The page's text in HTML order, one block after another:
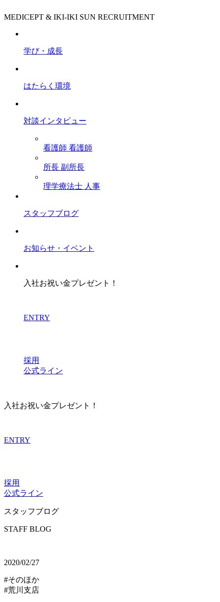
MEDICEPT & IKI-IKI SUN RECRUITMENT
学び・成長
はたらく環境
対談インタビュー
看護師 看護師
所長 副所長
理学療法士 人事
スタッフブログ
お知らせ・イベント
入社お祝い金プレゼント！
ENTRY
採用
公式ライン
入社お祝い金プレゼント！
ENTRY
採用
公式ライン
スタッフブログ
STAFF BLOG
2020/02/27
#そのほか
#荒川支店